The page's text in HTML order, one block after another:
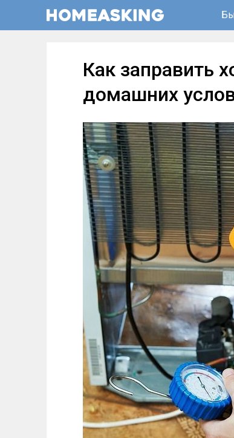
Как заправить
домашних